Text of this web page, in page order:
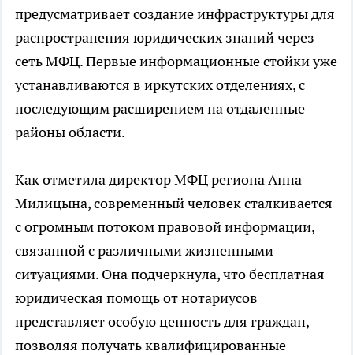
предусматривает создание инфраструктуры для
распространения юридических знаний через
сеть МФЦ. Первые информационные стойки уже
устанавливаются в иркутских отделениях, с
последующим расширением на отдаленные
районы области.
Как отметила директор МФЦ региона Анна
Милицына, современный человек сталкивается
с огромным потоком правовой информации,
связанной с различными жизненными
ситуациями. Она подчеркнула, что бесплатная
юридическая помощь от нотариусов
представляет особую ценность для граждан,
позволяя получать квалифицированные